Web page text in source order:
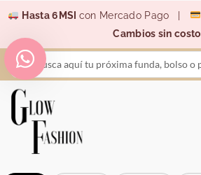
contenido
Hasta 6MSI con Mercado Pago |
Cambios sin costo
Search
...